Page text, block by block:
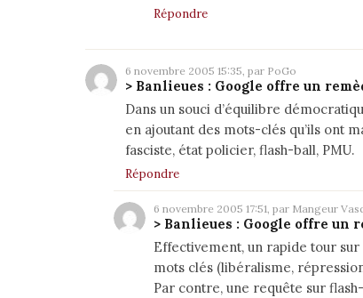
Répondre
6 novembre 2005 15:35, par PoGo
> Banlieues : Google offre un
Dans un souci d’équilibre
en ajoutant des mots-clés qu’ils ont
fasciste, état policier, flash-ball, PMU.
Répondre
6 novembre 2005 17:51, par Mangeur
> Banlieues : Google offre un
Effectivement, un rapide tour
mots clés (libéralisme,
Par contre, une requête sur